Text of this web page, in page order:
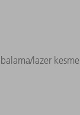
lazer kesme